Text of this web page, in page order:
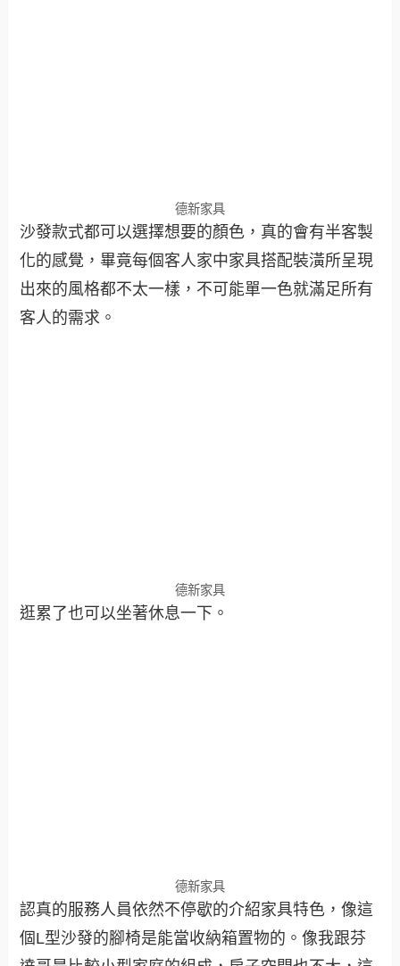
德新家具
沙發款式都可以選擇想要的顏色，真的會有半客製
化的感覺，畢竟每個客人家中家具搭配裝潢所呈現
出來的風格都不太一樣，不可能單一色就滿足所有
客人的需求。
德新家具
逛累了也可以坐著休息一下。
德新家具
認真的服務人員依然不停歇的介紹家具特色，像這
個L型沙發的腳椅是能當收納箱置物的。像我跟芬